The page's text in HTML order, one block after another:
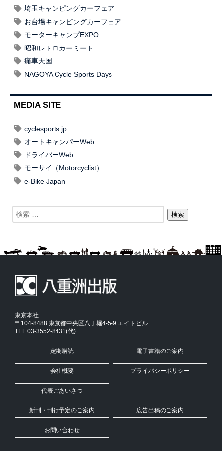
埼玉キャンピングカーフェア
お台場キャンピングカーフェア
モーターキャンプEXPO
昭和レトロカーミート
痛車天国
NAGOYA Cycle Sports Days
MEDIA SITE
cyclesports.jp
オートキャンパーWeb
ドライバーWeb
モーサイ（Motorcyclist）
e-Bike Japan
東京本社
〒104-8488 東京都中央区八丁堀4-5-9 エイトビル
TEL:03-3552-8431(代)
定期購読 電子書籍のご案内
会社概要 プライバシーポリシー
代表ごあいさつ
新刊・刊行予定のご案内 広告出稿のご案内
お問い合わせ